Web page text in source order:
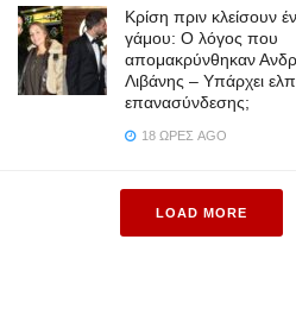
Κρίση πριν κλείσουν
γάμου: Ο λόγος που
απομακρύνθηκαν
Λιβάνης – Υπάρχει
επανασύνδεσης;
18 ΏΡΕΣ AGO
LOAD MORE